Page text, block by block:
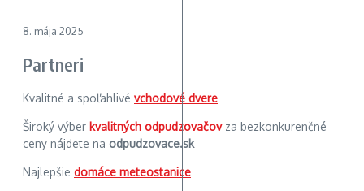
8. mája 2025
Partneri
Kvalitné a spoľahlivé vchodové dvere
Široký výber kvalitných odpudzovačovza bezkonkurenčné
ceny nájdete na odpudzovace.sk
Najlepšie domáce meteostanice